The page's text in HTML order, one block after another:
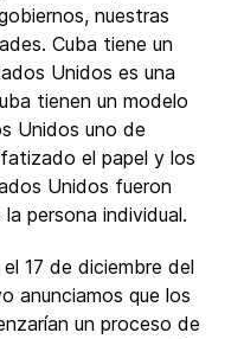
nuestras
Cuba tiene un
Unidos es una
tienen un modelo
Unidos uno de
el papel y los
Unidos fueron
persona individual.
17 de diciembre del
anunciamos que los
un proceso de